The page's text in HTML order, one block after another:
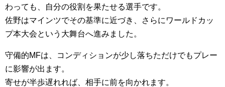
わっても、自分の役割を果たせる選手です。
佐野はマインツでその基準に近づき、さらにワールドカッ
プ本大会という大舞台へ進みました。
守備的MFは、コンディションが少し落ちただけでもプレー
に影響が出ます。
寄せが半歩遅れれば、相手に前を向かれます。